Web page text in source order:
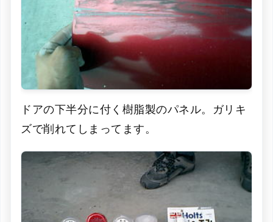
ドアの下半分に付く樹脂製のパネル。ガリキ
ズで削れてしまってます。